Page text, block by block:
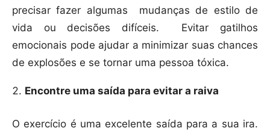
precisar fazer algumas mudanças de estilo de
vida ou decisões difíceis. Evitar gatilhos
emocionais pode ajudar a minimizar suas chances
de explosões e se tornar uma pessoa tóxica.
Encontre uma saída para evitar a raiva
O exercício é uma excelente saída para a sua ira.